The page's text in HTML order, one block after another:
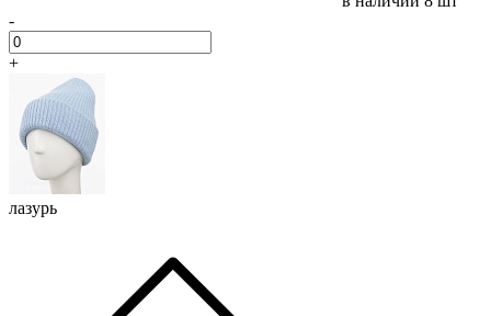
-
+
лазурь